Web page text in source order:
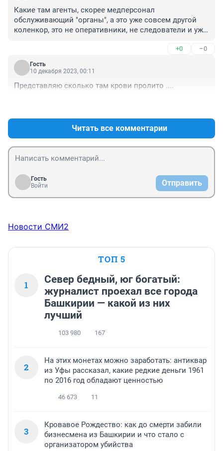
Какие там агенты, скорее медперсонал
обслуживающий "органы", а это уже совсем другой
коленкор, это не оперативники, не следователи и уж
+0 –0
Гость
10 декабря 2023, 00:11
Представляю сколько там крови пролито ....
Читать все комментарии
Гость
Войти
Отправить
Новости СМИ2
ТОП 5
1
Север бедный, юг богатый:
журналист проехал все города
Башкирии — какой из них
лучший
103 980 167
2
На этих монетах можно заработать: антиквар
из Уфы рассказал, какие редкие деньги 1961
по 2016 год обладают ценностью
46 673 11
3
Кровавое Рождество: как до смерти забили
бизнесмена из Башкирии и что стало с
организатором убийства